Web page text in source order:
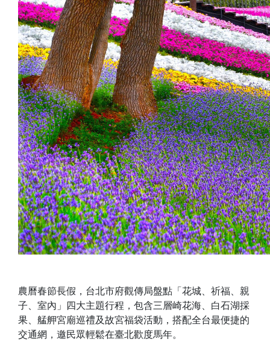
農曆春節長假，台北市府觀傳局盤點「花城、祈福、親
子、室內」四大主題行程，包含三層崎花海、白石湖採
果、艋舺宮廟巡禮及故宮福袋活動，搭配全台最便捷的
交通網，邀民眾輕鬆在臺北歡度馬年。